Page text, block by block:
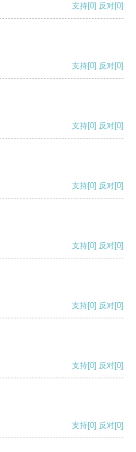
支持[0] 反对[0]
支持[0] 反对[0]
支持[0] 反对[0]
支持[0] 反对[0]
支持[0] 反对[0]
支持[0] 反对[0]
支持[0] 反对[0]
支持[0] 反对[0]